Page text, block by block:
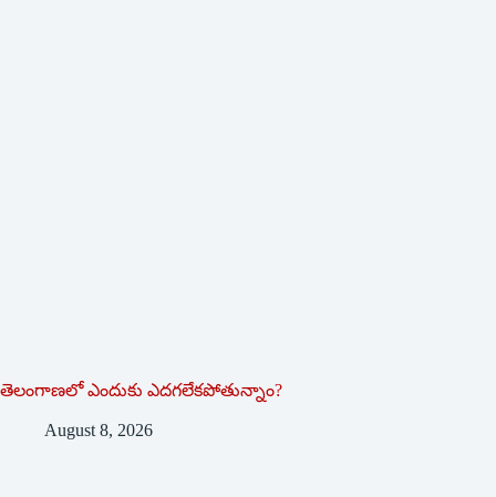
తెలంగాణలో ఎందుకు ఎదగలేకపోతున్నాం?
August 8, 2026